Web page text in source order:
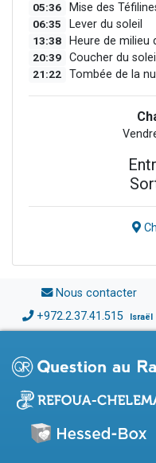
05:36 Mise des
06:35 Lever du soleil
13:38 Heure de milieu
20:39 Coucher du soleil
21:22 Tombée de la
Nous contacter
+972.2.37.41.515 Israël